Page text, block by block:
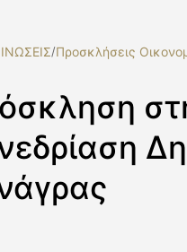
/Προσκλήσεις